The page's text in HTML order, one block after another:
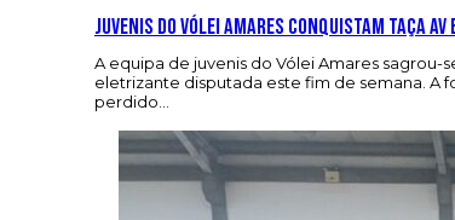
Juvenis do Vólei Amares conquistam Taça AV
A equipa de juvenis do Vólei Amares sagrou-
eletrizante disputada este fim de semana. A
perdido…